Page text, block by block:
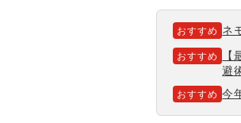
おすすめ ネ
おすすめ
避
おすすめ 今